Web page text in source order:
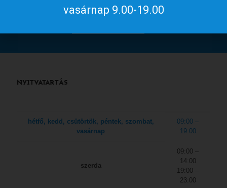
Aktuális gyulai programokért, irány
NYITVATARTÁS
hétfő, kedd, csütörtök, péntek, szombat,
vasárnap
09:00 –
19:00
szerda
09:00 –
14:00
19:00 –
23:00
vasárnap 9.00-19.00